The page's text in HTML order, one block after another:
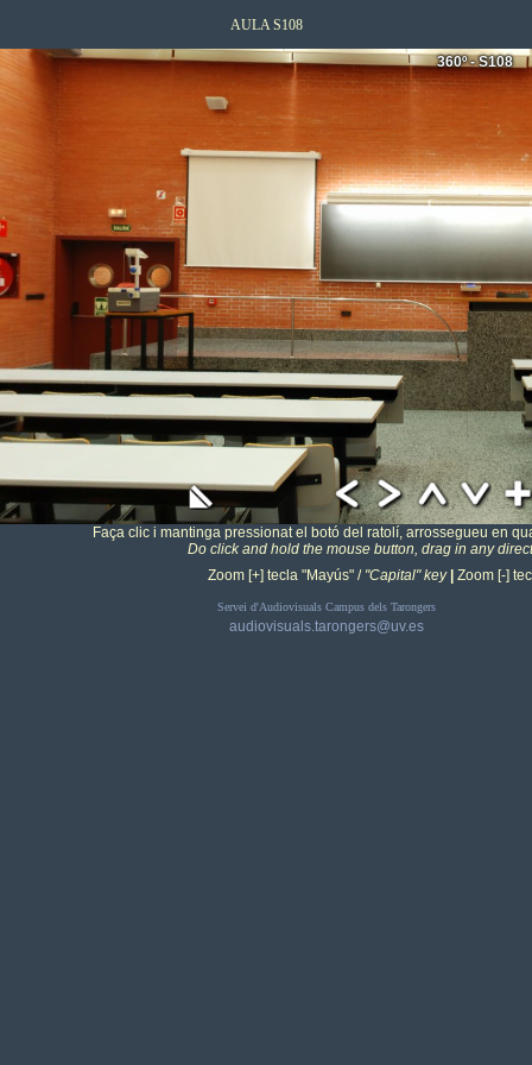
AULA S108
360º - S108
Faça clic i mantinga pressionat el botó del ratolí, arrossegueu en
Do click and hold the mouse button, drag in any
Zoom [+] tecla "Mayús" / "Capital" key Zoom [-]
Servei d'Audiovisuals Campus dels Tarongers
audiovisuals.tarongers@uv.es